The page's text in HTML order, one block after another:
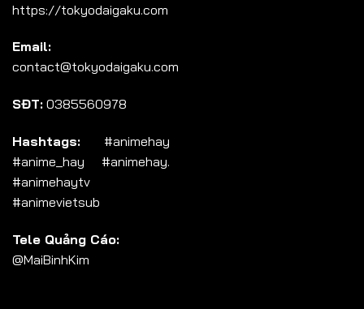
https://tokyodaigaku.com
Email:
contact@tokyodaigaku.com
SĐT: 0385560978
Hashtags: #animehay
#anime_hay #animehay.
#animehaytv
#animevietsub
Tele Quảng Cáo:
@MaiBinhKim